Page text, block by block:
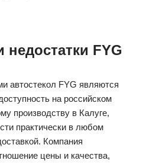
FYG
автостекол FYG являются
на российском
производству в Калуге,
практически в любом
Компания
цены и качества,